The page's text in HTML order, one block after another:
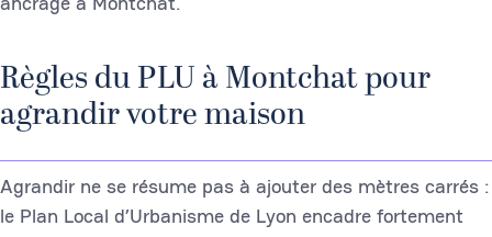
Règles du PLU à Montchat pour
agrandir votre maison
Agrandir ne se résume pas à ajouter des mètres carrés :
le Plan Local d’Urbanisme de Lyon encadre fortement